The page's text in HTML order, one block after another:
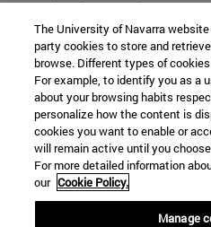
moldeado y una
Casas, concentran la
materialización, la
uso de una sola
galvanizado para
estructura, al modo
con cubierta
por muros
The University of Navarra
party cookies to store and
browse. Different types of
For example, to identify you as a
about your browsing habits
personalize how the content is
cookies you want to enable or
will remain active until you
For more detailed information
our Cookie Policy.
Manage